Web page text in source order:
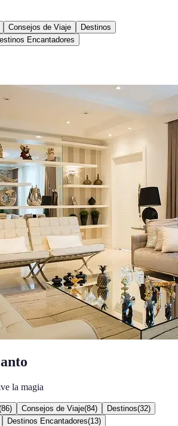
Consejos de Viaje
Destinos
Encantadores
la magia
86) Consejos de Viaje(84) Destinos(32)
Destinos Encantadores(13)